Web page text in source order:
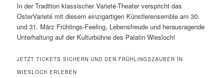
In der Tradition klassischer Varieté-Theater verspricht das
OsterVarieté mit diesem einzigartigen Künstlerensemble am 30.
und 31. März Frühlings-Feeling, Lebensfreude und herausragende
Unterhaltung auf der Kulturbühne des Palatin Wiesloch!
JETZT TICKETS SICHERN UND DEN FRÜHLINGSZAUBER IN
WIESLOCH ERLEBEN